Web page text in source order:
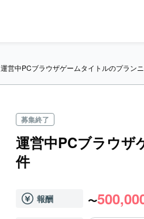
運営中PCブラウザゲームタイトルのプラン
募集終了
運営中PCブラウザ
件
報酬 〜